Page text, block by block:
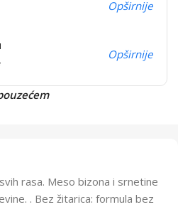
Opširnije
Opširnije
rasa. Meso bizona i srnetine
. Bez žitarica: formula bez